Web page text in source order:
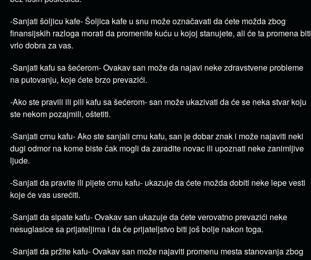
-Sanjati šoljicu kafe- Šoljica kafe u snu može označavati da ćete možda zbog
finansijskih razloga morati da promenite kuću u kojoj stanujete, ali će ta promena biti
vrlo dobra za vas.
-Sanjati kafu sa šećerom- Ovakav san može da najavi neke zdravstvene probleme
na putovanju, koje ćete brzo prevazići.
-Ako ste pravili ili pili kafu sa šećerom- san može ukazivati da će se neka stvar koju
ste nekom pozajmili, oštetiti.
-Sanjati crnu kafu- Ako ste sanjali crnu kafu, san je dobar znak i može najaviti neki
dugi odmor na kome biste čak mogli da zaradite novac ili upoznati neke zanimljive
ljude.
-Sanjati da pravite ili pijete crnu kafu- ukazuje da ćete možda dobiti neke lepe vesti
koje će vas usrećiti.
-Sanjati da sipate kafu- Ovakav san ukazuje da ćete verovatno prevazići neke
nesuglasice sa prijateljima i da će prijateljstvo biti još bolje nakon toga.
-Sanjati da pržite kafu- Ovakav san može najaviti promenu mesta stanovanja zbog